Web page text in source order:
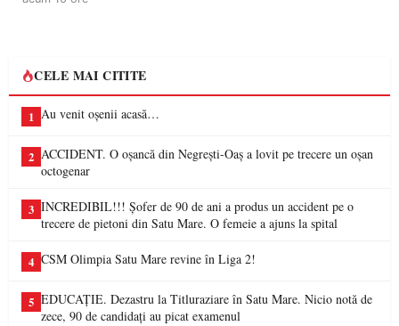
CELE MAI CITITE
1 Au venit oșenii acasă…
2 ACCIDENT. O oșancă din Negrești-Oaș a lovit pe trecere un oșan
octogenar
3 INCREDIBIL!!! Șofer de 90 de ani a produs un accident pe o
trecere de pietoni din Satu Mare. O femeie a ajuns la spital
4 CSM Olimpia Satu Mare revine în Liga 2!
5 EDUCAȚIE. Dezastru la Titluraziare în Satu Mare. Nicio notă de
zece, 90 de candidați au picat examenul